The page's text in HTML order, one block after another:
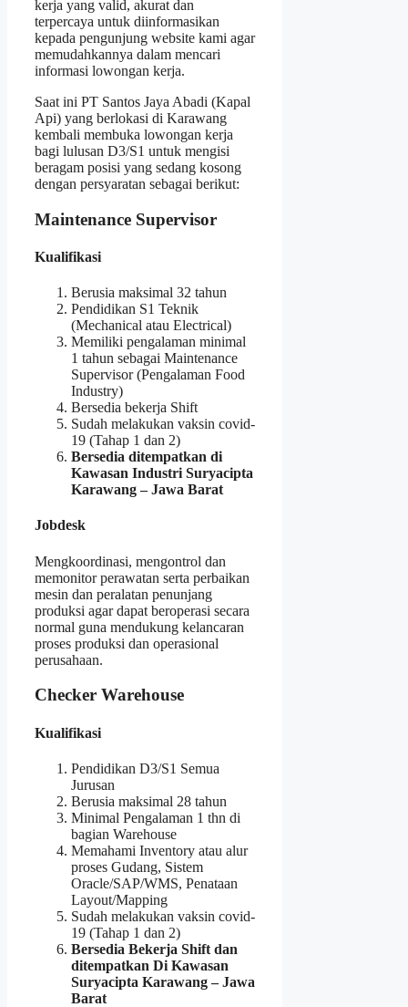
kerja yang valid, akurat dan
terpercaya untuk diinformasikan
kepada pengunjung website kami agar
memudahkannya dalam mencari
informasi lowongan kerja.
Saat ini PT Santos Jaya Abadi (Kapal
Api) yang berlokasi di Karawang
kembali membuka lowongan kerja
bagi lulusan D3/S1 untuk mengisi
beragam posisi yang sedang kosong
dengan persyaratan sebagai berikut:
Maintenance Supervisor
Kualifikasi
Berusia maksimal 32 tahun
Pendidikan S1 Teknik
(Mechanical atau Electrical)
Memiliki pengalaman minimal
1 tahun sebagai Maintenance
Supervisor (Pengalaman Food
Industry)
Bersedia bekerja Shift
Sudah melakukan vaksin covid-
19 (Tahap 1 dan 2)
Bersedia ditempatkan di
Kawasan Industri Suryacipta
Karawang – Jawa Barat
Jobdesk
Mengkoordinasi, mengontrol dan
memonitor perawatan serta perbaikan
mesin dan peralatan penunjang
produksi agar dapat beroperasi secara
normal guna mendukung kelancaran
proses produksi dan operasional
perusahaan.
Checker Warehouse
Kualifikasi
Pendidikan D3/S1 Semua
Jurusan
Berusia maksimal 28 tahun
Minimal Pengalaman 1 thn di
bagian Warehouse
Memahami Inventory atau alur
proses Gudang, Sistem
Oracle/SAP/WMS, Penataan
Layout/Mapping
Sudah melakukan vaksin covid-
19 (Tahap 1 dan 2)
Bersedia Bekerja Shift dan
ditempatkan Di Kawasan
Suryacipta Karawang – Jawa
Barat